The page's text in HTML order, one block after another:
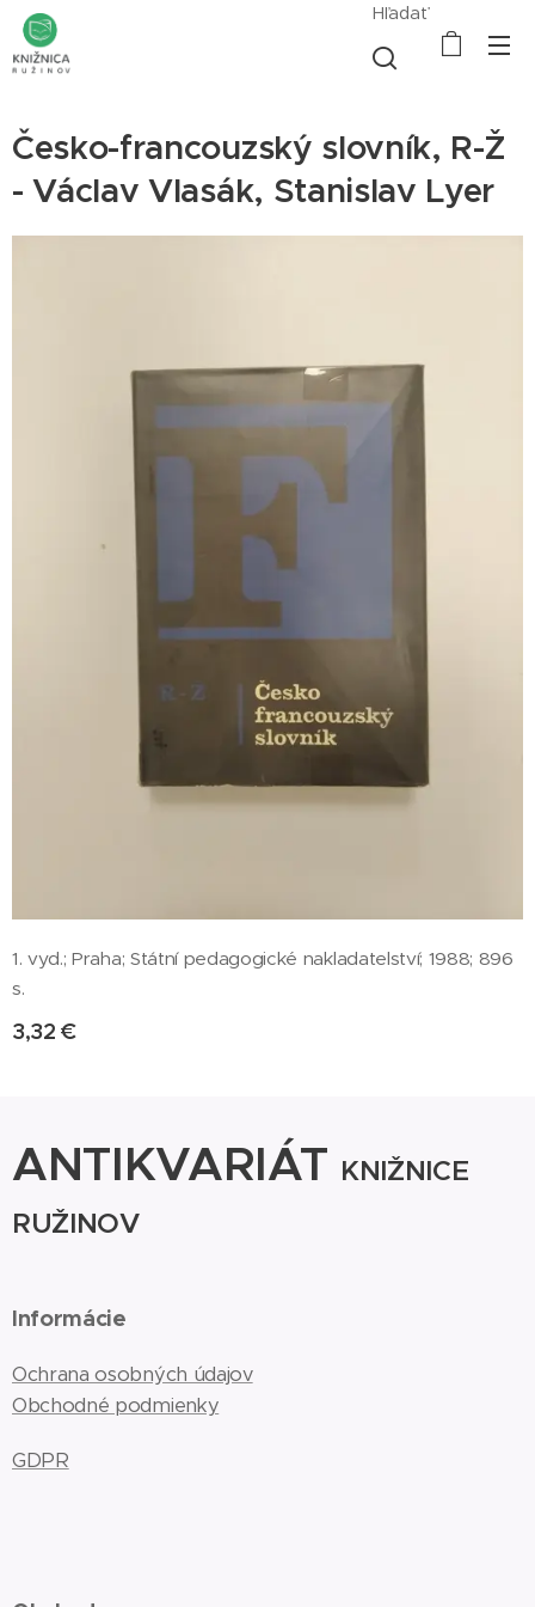
Hľadať
Česko-francouzský slovník, R-Ž
- Václav Vlasák, Stanislav Lyer
1. vyd.; Praha; Státní pedagogické nakladatelství; 1988; 896
s.
3,32 €
ANTIKVARIÁT KNIŽNICE
RUŽINOV
Informácie
Ochrana osobných údajov
Obchodné podmienky
GDPR